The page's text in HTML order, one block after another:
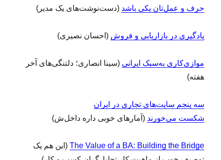
حرف و عمل‌تان یکی باشد (دست‌نوشت‌های یک مدیر)
یادگیری در بازاریابی و فروش (احسان نصیری)
موازی‌کاری به‌سبک ایرانی (سینا انصاری؛ دلتنگی‌های آخر
هفته)
سه پنجم سایت‌های تجاری در ایران
شکست می‌خورند (آمارهای خوبی داره داخل‌ش)
The Value of a BA: Building the Bridge (این‌ هم یک